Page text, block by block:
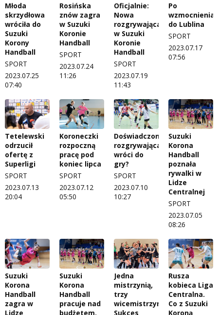
Młoda
skrzydłowa
wróciła do
Suzuki
Korony
Handball
SPORT
2023.07.25
07:40
Rosińska
znów zagra
w Suzuki
Koronie
Handball
SPORT
2023.07.24
11:26
Oficjalnie:
Nowa
rozgrywająca
w Suzuki
Koronie
Handball
SPORT
2023.07.19
11:43
Po
wzmocnienia
do Lublina
SPORT
2023.07.17
07:56
Tetelewski
odrzucił
ofertę z
Superligi
SPORT
2023.07.13
20:04
Koroneczki
rozpoczną
pracę pod
koniec lipca
SPORT
2023.07.12
05:50
Doświadczona
rozgrywająca
wróci do
gry?
SPORT
2023.07.10
10:27
Suzuki
Korona
Handball
poznała
rywalki w
Lidze
Centralnej
SPORT
2023.07.05
08:26
Suzuki
Korona
Handball
zagra w
Lidze
Suzuki
Korona
Handball
pracuje nad
budżetem.
Jedna
mistrzynią,
trzy
wicemistrzyniami.
Sukces
Rusza
kobieca Liga
Centralna.
Co z Suzuki
Koroną